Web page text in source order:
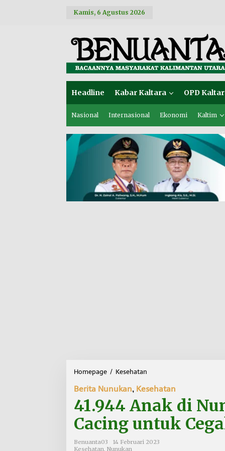
Kamis, 6 Agustus 2026
Headline Kabar Kaltara OPD
Nasional Internasional Ekonomi Kaltim
Homepage / Kesehatan
.
a
Berita Nunukan, Kesehatan
41.944 Anak di
Cacing untuk
Benuanta03
14 Februari 2023
Kesehatan Nunukan